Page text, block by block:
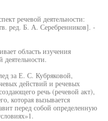
речевой деятельности:
ред. Б. А. Серебренников]. -
область изучения
деятельности.
за Е. С. Кубряковой,
действий и речевых
речь (речевой акт),
которая вызывается
перед собой определенную